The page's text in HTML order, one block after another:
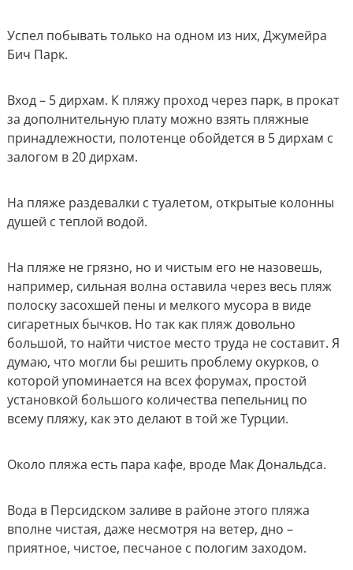
Успел побывать только на одном из них, Джумейра
Бич Парк.
Вход – 5 дирхам. К пляжу проход через парк, в прокат
за дополнительную плату можно взять пляжные
принадлежности, полотенце обойдется в 5 дирхам с
залогом в 20 дирхам.
На пляже раздевалки с туалетом, открытые колонны
душей с теплой водой.
На пляже не грязно, но и чистым его не назовешь,
например, сильная волна оставила через весь пляж
полоску засохшей пены и мелкого мусора в виде
сигаретных бычков. Но так как пляж довольно
большой, то найти чистое место труда не составит. Я
думаю, что могли бы решить проблему окурков, о
которой упоминается на всех форумах, простой
установкой большого количества пепельниц по
всему пляжу, как это делают в той же Турции.
Около пляжа есть пара кафе, вроде Мак Дональдса.
Вода в Персидском заливе в районе этого пляжа
вполне чистая, даже несмотря на ветер, дно –
приятное, чистое, песчаное с пологим заходом.